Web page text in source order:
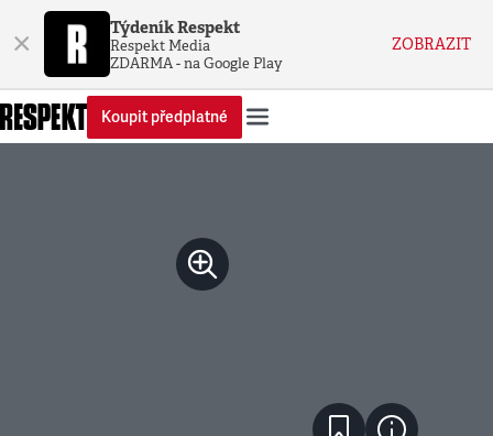
× Týdeník Respekt
Respekt Media
ZDARMA - na Google Play
ZOBRAZIT
Koupit předplatné